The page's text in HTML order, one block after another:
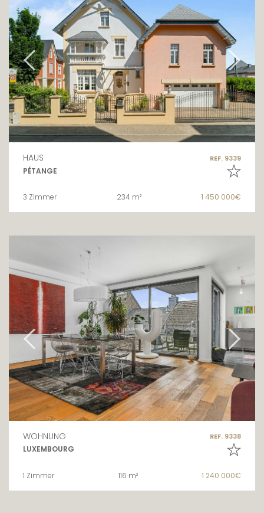
HAUS REF. 9339
PÉTANGE
3 Zimmer 234 m² 1 450 000€
WOHNUNG REF. 9338
LUXEMBOURG
1 Zimmer 116 m² 1 240 000€